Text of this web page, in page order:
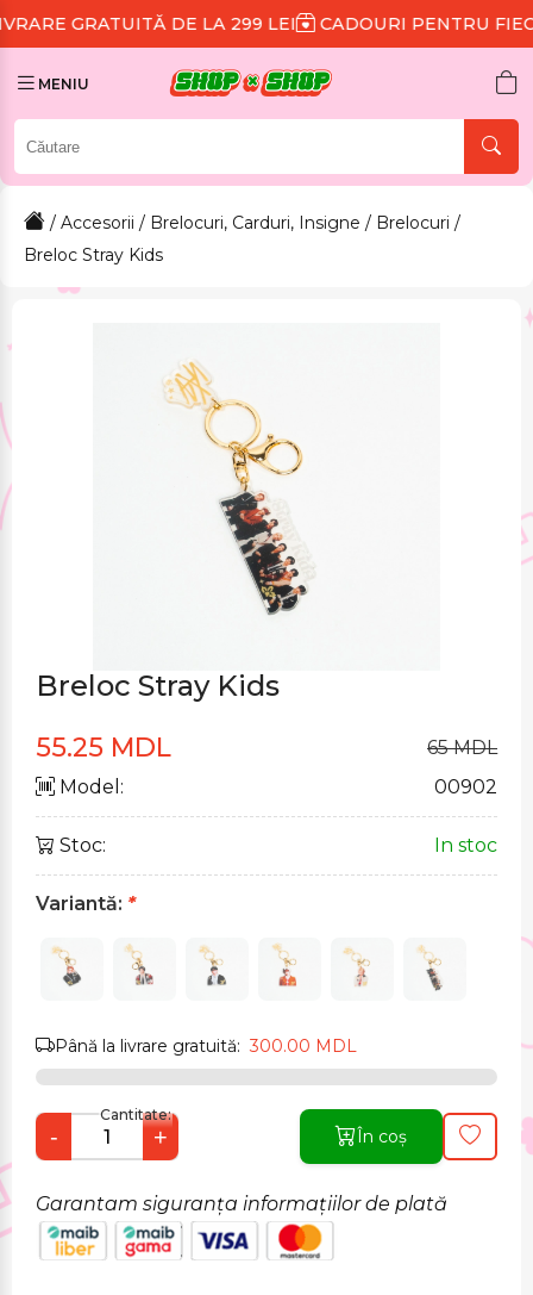
DE LA 299 LEI CADOURI PENTRU FIECARE
MENIU
/ Accesorii / Brelocuri, Carduri, Insigne / Brelocuri /
Breloc Stray Kids
Breloc Stray Kids
55.25 MDL
65 MDL
Model:
00902
Stoc: In stoc
Variantă: *
Până la livrare gratuită:300.00 MDL
Cantitate:
- + În coș
Garantam siguranța informațiilor de plată